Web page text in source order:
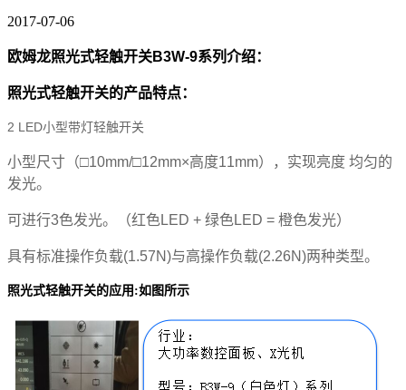
2017-07-06
欧姆龙照光式轻触开关B3W-9系列介绍：
照光式轻触开关的产品特点：
2 LED小型带灯轻触开关
小型尺寸（□10mm/□12mm×高度11mm），实现亮度 均匀的
发光。
可进行3色发光。（红色LED + 绿色LED = 橙色发光）
具有标准操作负载(1.57N)与高操作负载(2.26N)两种类型。
照光式轻触开关的应用:如图所示